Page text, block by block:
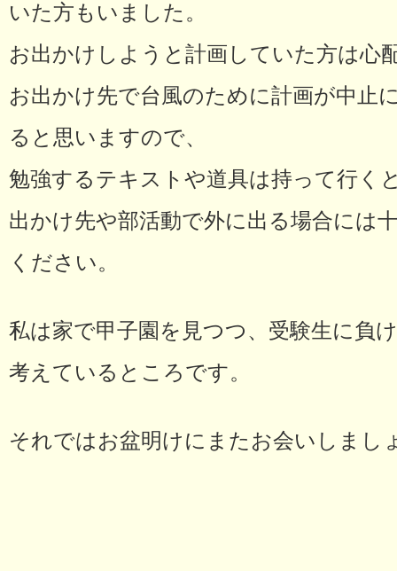
いた方もいました。
お出かけしようと計画していた方は心
お出かけ先で台風のために計画が中止
ると思いますので、
勉強するテキストや道具は持って行く
出かけ先や部活動で外に出る場合には
ください。
私は家で甲子園を見つつ、受験生に負
考えているところです。
それではお盆明けにまたお会いしまし